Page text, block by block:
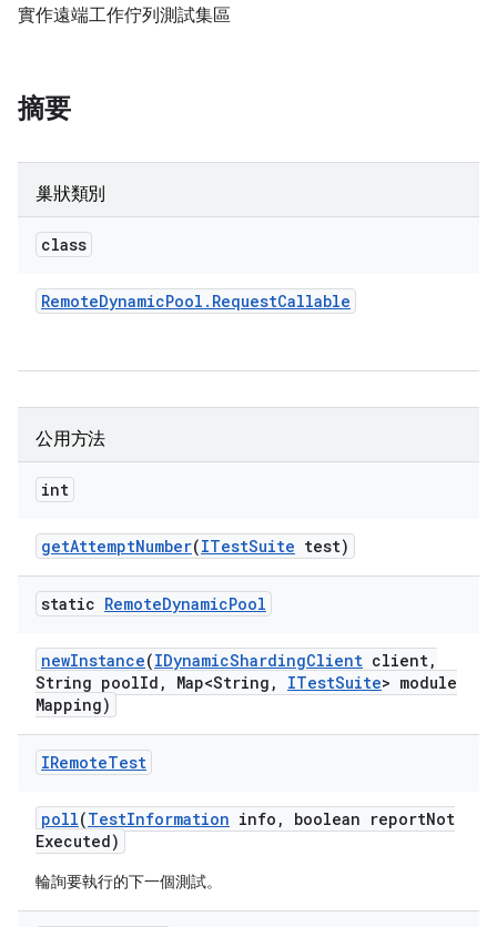
實作遠端工作佇列測試集區
摘要
巢狀類別
class
RemoteDynamicPool . RequestCallable
公用方法
int
getAttemptNumber(ITestSuite test)
static RemoteDynamicPool
newInstance(IDynamicShardingClient client,
String poolId , Map<String , ITestSuite> module
Mapping)
IRemoteTest
poll(TestInformation info , boolean reportNot
Executed)
輪詢要執行的下一個測試。